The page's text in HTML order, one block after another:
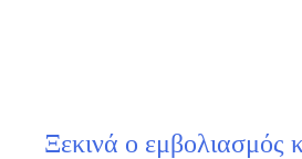
Ξεκινά ο εμβολιασμός